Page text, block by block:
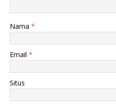
Nama *
Email *
Situs